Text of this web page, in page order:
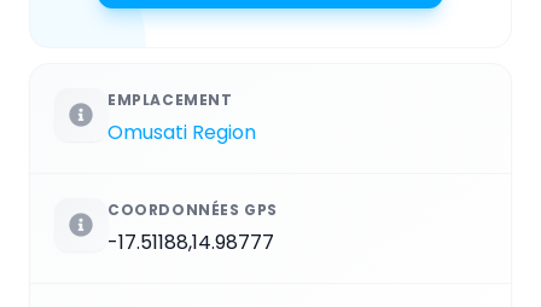
EMPLACEMENT
Omusati Region
COORDONNÉES GPS
-17.51188,14.98777